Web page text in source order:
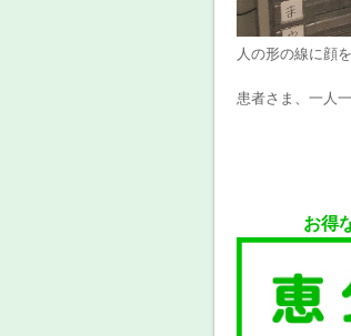
人の形の線に顔
患者さま、一人
お得